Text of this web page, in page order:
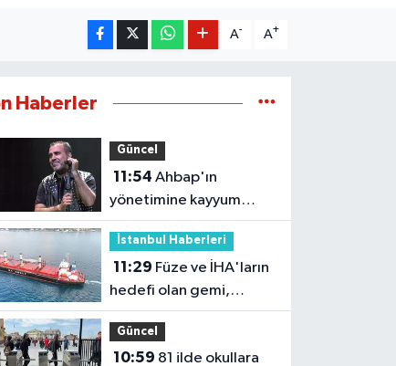
A- A+
Haberler
Güncel
11:54
yönetimine kayyum
atandı
İstanbul Haberleri
11:29
hedefi olan gemi,
İstanbul Boğazı'ndan
geçişini tamamladı
Güncel
10:59